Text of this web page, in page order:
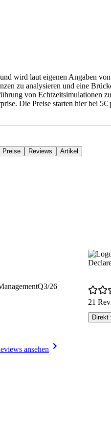
wird laut eigenen Angaben
zu analysieren und eine
von
Die Preise starten hier bei
Preise Reviews Artikel
Q3/26
ansehen
21
Direkt